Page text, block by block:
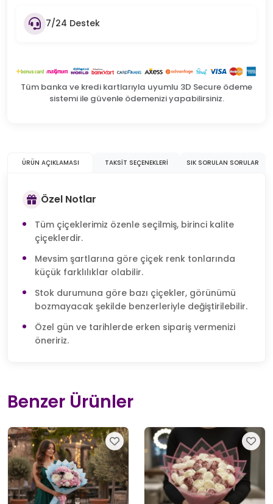
7/24 Destek
Tüm banka ve kredi kartlarıyla uyumlu 3D Secure ödeme
sistemi ile güvenle ödemenizi yapabilirsiniz.
ÜRÜN AÇIKLAMASI TAKSIT SEÇENEKLERI SIK SORULAN SORULAR
Özel Notlar
Tüm çiçeklerimiz özenle seçilmiş, birinci kalite
çiçeklerdir.
Mevsim şartlarına göre çiçek renk tonlarında
küçük farklılıklar olabilir.
Stok durumuna göre bazı çiçekler, görünümü
bozmayacak şekilde benzerleriyle değiştirilebilir.
Özel gün ve tarihlerde erken sipariş vermenizi
öneririz.
Benzer Ürünler